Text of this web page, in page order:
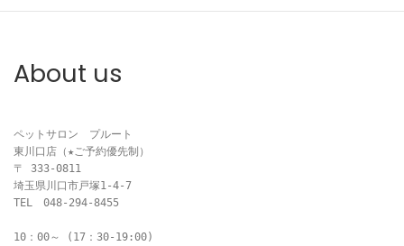
ー
シ
ョ
ン
About us
ペットサロン　プルート
東川口店（★ご予約優先制）
〒 333-0811
埼玉県川口市戸塚1-4-7
TEL　048-294-8455
10：00～ (17：30-19:00)